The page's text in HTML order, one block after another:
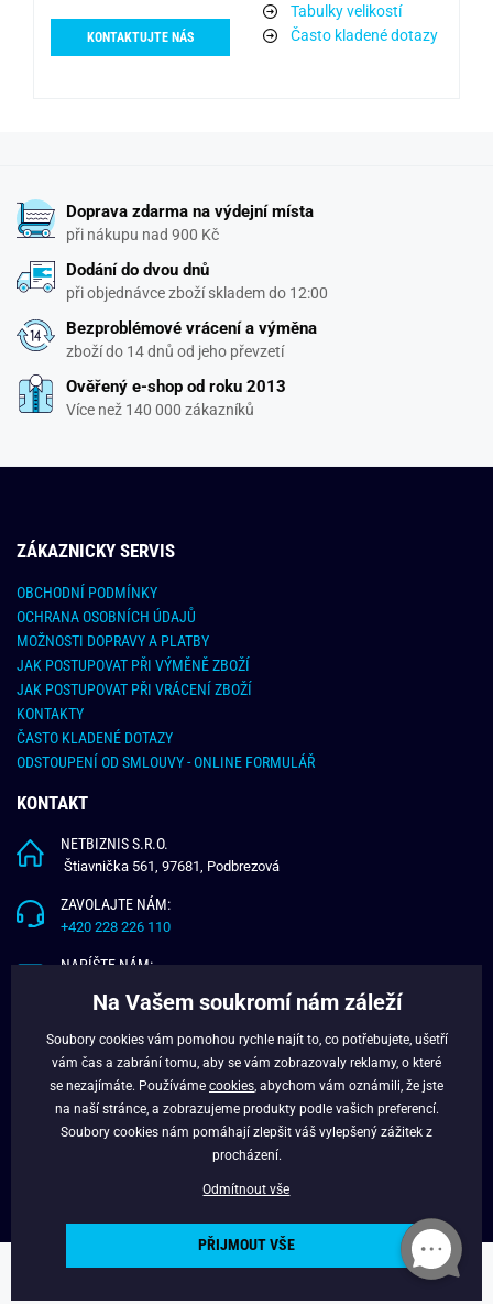
KONTAKTUJTE NÁS
Tabulky velikostí
Často kladené dotazy
Doprava zdarma na výdejní místa
při nákupu nad 900 Kč
Dodání do dvou dnů
při objednávce zboží skladem do 12:00
Bezproblémové vrácení a výměna
zboží do 14 dnů od jeho převzetí
Ověřený e-shop od roku 2013
Více než 140 000 zákazníků
ZÁKAZNICKY SERVIS
OBCHODNÍ PODMÍNKY
OCHRANA OSOBNÍCH ÚDAJŮ
MOŽNOSTI DOPRAVY A PLATBY
JAK POSTUPOVAT PŘI VÝMĚNĚ ZBOŽÍ
JAK POSTUPOVAT PŘI VRÁCENÍ ZBOŽÍ
KONTAKTY
ČASTO KLADENÉ DOTAZY
ODSTOUPENÍ OD SMLOUVY - ONLINE FORMULÁŘ
KONTAKT
NETBIZNIS S.R.O.
Štiavnička 561, 97681, Podbrezová
ZAVOLAJTE NÁM:
+420 228 226 110
NAPÍŠTE NÁM:
O NÁS
VĚRNOSTNÍ PROGRAM
Copyright © 2024 - Budchlap.cz Všechna práva vyhrazena. webdesign ©
Na Vašem soukromí nám záleží
Soubory cookies vám pomohou rychle najít to, co potřebujete, ušetří
vám čas a zabrání tomu, aby se vám zobrazovaly reklamy, o které
se nezajímáte. Používáme cookies , abychom vám oznámili, že jste
na naší stránce, a zobrazujeme produkty podle vašich preferencí.
Soubory cookies nám pomáhají zlepšit váš vylepšený zážitek z
procházení.
Odmítnout vše
PŘIJMOUT VŠE